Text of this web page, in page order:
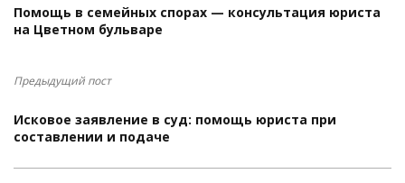
Помощь в семейных спорах — консультация юриста
на Цветном бульваре
Предыдущий пост
Исковое заявление в суд: помощь юриста при
составлении и подаче